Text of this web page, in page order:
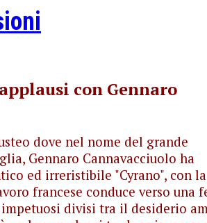
con Gennaro
dove nel nome del grande
Gennaro Cannavacciuolo ha
ed irreristibile "Cyrano", con
francese conduce verso una
divisi tra il desiderio